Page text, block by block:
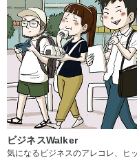
ビジネスWalker
気になるビジネスのアレコレ、ヒ